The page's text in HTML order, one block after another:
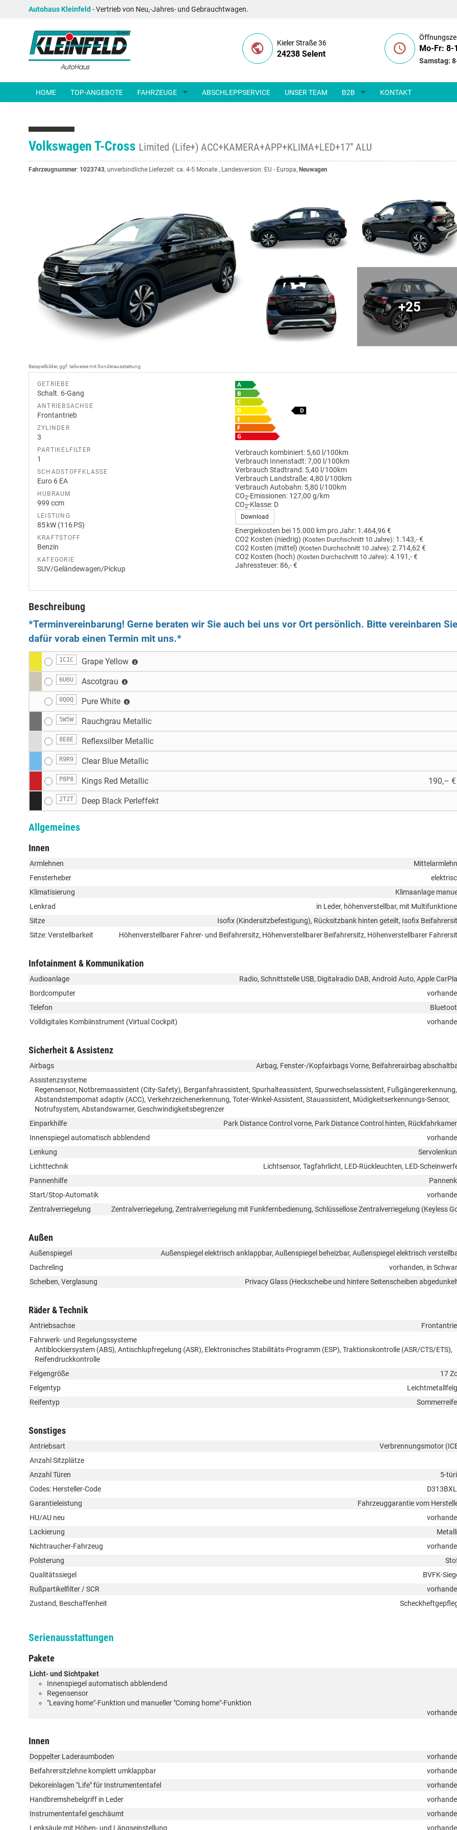
Autohaus Kleinfeld - Vertrieb von Neu,-Jahres- und Gebrauchtwagen.
Kieler Straße 36
24238 Selent
Mo-Fr: 8-
Samstag:
HOME TOP-ANGEBOTE FAHRZEUGE ABSCHLEPPSERVICE UNSER TEAM B2B KONTAKT
Volkswagen T-Cross Limited (Life+) ACC+KAMERA+APP+KLIMA+LED+17'' ALU
Fahrzeugnummer: 1023743, unverbindliche Lieferzeit: ca. 4-5 Monate , Landesversion: EU - Europa, Neuwagen
+25
Beispielbilder, ggf. teilweise mit Sonderausstattung
GETRIEBE
Schalt. 6-Gang
ANTRIEBSACHSE
Frontantrieb
ZYLINDER
3
PARTIKELFILTER
1
SCHADSTOFFKLASSE
Euro 6 EA
HUBRAUM
999 ccm
LEISTUNG
85 kW (116 PS)
KRAFTSTOFF
Benzin
KATEGORIE
SUV/Geländewagen/Pickup
Verbrauch kombiniert: 5,60 l/100km
Verbrauch Innenstadt:7,00 l/100km
Verbrauch Stadtrand: 5,40 l/100km
Verbrauch Landstraße:4,80 l/100km
Verbrauch Autobahn: 5,80 l/100km
CO2-Emissionen: 127,00 g/km
CO2-Klasse: D
Download
Energiekosten bei 15.000 km pro Jahr: 1.464,96 €
CO2 Kosten (niedrig) (Kosten Durchschnitt 10 Jahre): 1.143,- €
CO2 Kosten (mittel) (Kosten Durchschnitt 10 Jahre):2.714,62 €
CO2 Kosten (hoch) (Kosten Durchschnitt 10 Jahre):4.191,- €
Jahressteuer:86,- €
Beschreibung
*Terminvereinbarung! Gerne beraten wir Sie auch bei uns vor Ort persönlich. Bitte vereinbaren Sie
dafür vorab einen Termin mit uns.*
1C1C Grape Yellow
6U6U Ascotgrau
0Q0Q Pure White
5W5W Rauchgrau Metallic
8E8E Reflexsilber Metallic
R9R9 Clear Blue Metallic
P8P8 Kings Red Metallic 190,– €
2T2T Deep Black Perleffekt
Allgemeines
Innen
Armlehnen
Fensterheber
Klimatisierung
Klimaanlage
Lenkrad
in Leder, höhenverstellbar, mit
Sitze
Isofix (Kindersitzbefestigung), Rücksitzbank hinten geteilt, Isofix
Sitze: Verstellbarkeit
Höhenverstellbarer Fahrer- und Beifahrersitz, Höhenverstellbarer Beifahrersitz, Höhenverstellbarer
Infotainment & Kommunikation
Audioanlage
Radio, Schnittstelle USB, Digitalradio DAB, Android Auto, Apple
Bordcomputer
Telefon
Volldigitales Kombiinstrument (Virtual Cockpit)
Sicherheit & Assistenz
Airbags
Airbag, Fenster-/Kopfairbags Vorne, Beifahrerairbag
Assistenzsysteme
Regensensor, Notbremsassistent (City-Safety), Berganfahrassistent, Spurhalteassistent, Spurwechselassistent, Fußgängererkennung,
Abstandstempomat adaptiv (ACC), Verkehrzeichenerkennung, Toter-Winkel-Assistent, Stauassistent, Müdigkeitserkennungs-Sensor,
Notrufsystem, Abstandswarner, Geschwindigkeitsbegrenzer
Einparkhilfe
Park Distance Control vorne, Park Distance Control hinten,
Innenspiegel automatisch abblendend
Lenkung
Lichttechnik
Lichtsensor, Tagfahrlicht, LED-Rückleuchten, LED-
Pannenhilfe
Start/Stop-Automatik
Zentralverriegelung
Zentralverriegelung, Zentralverriegelung mit Funkfernbedienung, Schlüssellose Zentralverriegelung (Keyless
Außen
Außenspiegel
Außenspiegel elektrisch anklappbar, Außenspiegel beheizbar, Außenspiegel elektrisch
Dachreling
vorhanden, in
Scheiben, Verglasung
Privacy Glass (Heckscheibe und hintere Seitenscheiben
Räder & Technik
Antriebsachse
Fahrwerk- und Regelungssysteme
Antiblockiersystem (ABS), Antischlupfregelung (ASR), Elektronisches Stabilitäts-Programm (ESP), Traktionskontrolle (ASR/CTS/ETS),
Reifendruckkontrolle
Felgengröße
17
Felgentyp
Reifentyp
Sonstiges
Antriebsart
Verbrennungsmotor
Anzahl Sitzplätze
Anzahl Türen
5-
Codes: Hersteller-Code
Garantieleistung
Fahrzeuggarantie vom
HU/AU neu
Lackierung
Nichtraucher-Fahrzeug
Polsterung
Qualitätssiegel
BVFK-
Rußpartikelfilter / SCR
Zustand, Beschaffenheit
Serienausstattungen
Pakete
Licht- und Sichtpaket
Innenspiegel automatisch abblendend
Regensensor
"Leaving home"-Funktion und manueller "Coming home"-Funktion
Innen
Doppelter Laderaumboden
Beifahrersitzlehne komplett umklappbar
Dekoreinlagen "Life" für Instrumententafel
Handbremshebelgriff in Leder
Instrumententafel geschäumt
Lenksäule mit Höhen- und Längseinstellung